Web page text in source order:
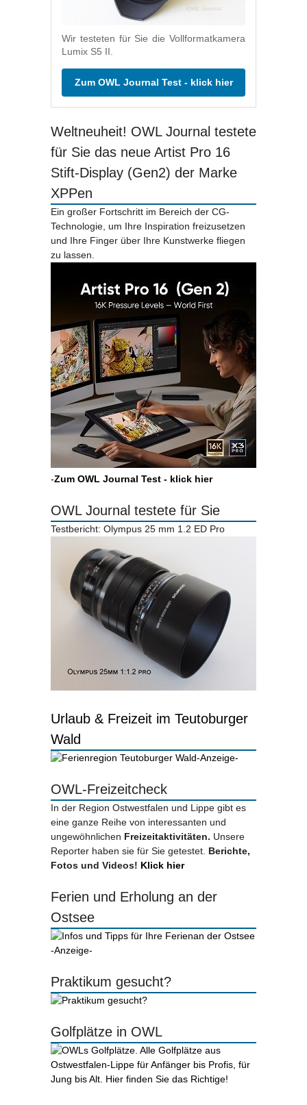
Wir testeten für Sie die Vollformatkamera
Lumix S5 II.
Zum OWL Journal Test - klick hier
Weltneuheit! OWL Journal testete
für Sie das neue Artist Pro 16
Stift-Display (Gen2) der Marke
XPPen
Ein großer Fortschritt im Bereich der CG-
Technologie, um Ihre Inspiration freizusetzen
und Ihre Finger über Ihre Kunstwerke fliegen
zu lassen.
-Zum OWL Journal Test - klick hier
OWL Journal testete für Sie
Testbericht: Olympus 25 mm 1.2 ED Pro
Urlaub & Freizeit im Teutoburger
Wald
-Anzeige-
OWL-Freizeitcheck
In der Region Ostwestfalen und Lippe gibt es
eine ganze Reihe von interessanten und
ungewöhnlichen Freizeitaktivitäten. Unsere
Reporter haben sie für Sie getestet. Berichte,
Fotos und Videos! Klick hier
Ferien und Erholung an der
Ostsee
-Anzeige-
Praktikum gesucht?
Golfplätze in OWL